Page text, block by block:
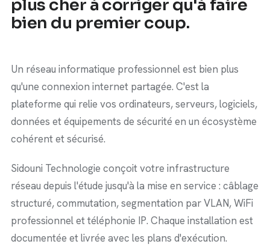
plus cher à corriger qu'à faire
bien du premier coup.
Un réseau informatique professionnel est bien plus
qu'une connexion internet partagée. C'est la
plateforme qui relie vos ordinateurs, serveurs, logiciels,
données et équipements de sécurité en un écosystème
cohérent et sécurisé.
Sidouni Technologie conçoit votre infrastructure
réseau depuis l'étude jusqu'à la mise en service : câblage
structuré, commutation, segmentation par VLAN, WiFi
professionnel et téléphonie IP. Chaque installation est
documentée et livrée avec les plans d'exécution.